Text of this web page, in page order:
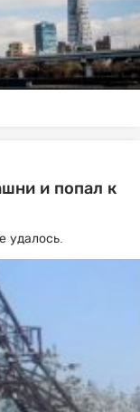
и попал к
удалось.